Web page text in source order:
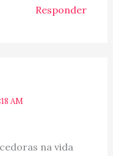
Responder
AM
na vida